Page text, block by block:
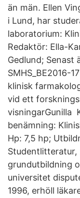
än män. Ellen
i Lund, har
laboratorium:
Redaktör: Ella-
Gedlund; Senast
SMHS_BE2016-
klinisk
vid ett
visningarGunilla
benämning:
Hp: 7,5 hp;
Studentlitteratur,
grundutbildning
universitet
1996, erhöll